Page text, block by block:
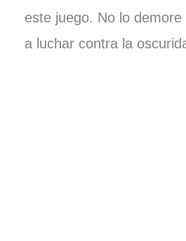
este juego. No lo
a luchar contra la